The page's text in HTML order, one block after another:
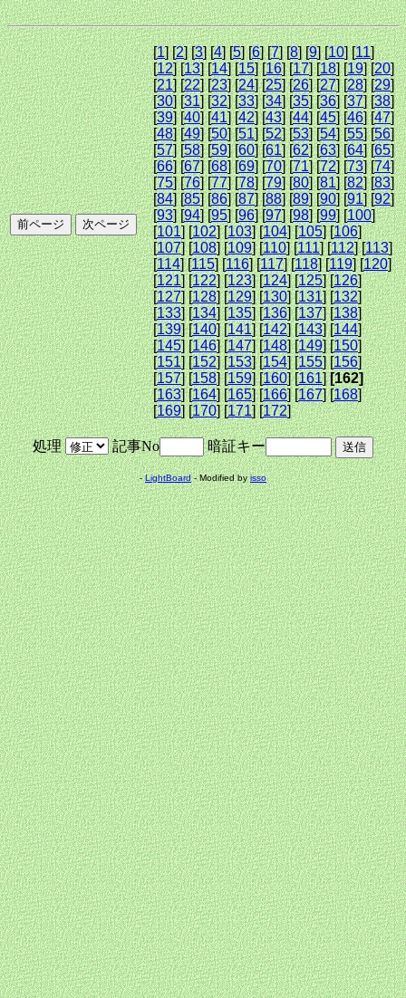
[1] [2] [3] [4] [5] [6] [7] [8] [9] [10] [11]
[12] [13] [14] [15] [16] [17] [18] [19] [20]
[21] [22] [23] [24] [25] [26] [27] [28] [29]
[30] [31] [32] [33] [34] [35] [36] [37] [38]
[39] [40] [41] [42] [43] [44] [45] [46] [47]
[48] [49] [50] [51] [52] [53] [54] [55] [56]
[57] [58] [59] [60] [61] [62] [63] [64] [65]
[66] [67] [68] [69] [70] [71] [72] [73] [74]
[75] [76] [77] [78] [79] [80] [81] [82] [83]
[84] [85] [86] [87] [88] [89] [90] [91] [92]
[93] [94] [95] [96] [97] [98] [99] [100]
[101] [102] [103] [104] [105] [106]
[107] [108] [109] [110] [111] [112] [113]
[114] [115] [116] [117] [118] [119] [120]
[121] [122] [123] [124] [125] [126]
[127] [128] [129] [130] [131] [132]
[133] [134] [135] [136] [137] [138]
[139] [140] [141] [142] [143] [144]
[145] [146] [147] [148] [149] [150]
[151] [152] [153] [154] [155] [156]
[157] [158] [159] [160] [161][162]
[163] [164] [165] [166] [167] [168]
[169] [170] [171] [172]
処理 記事No 暗証キー
-LightBoard- Modified byisso